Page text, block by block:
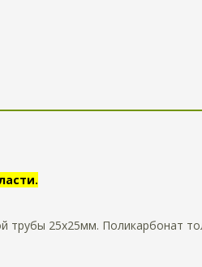
трубы 25х25мм. Поликарбонат